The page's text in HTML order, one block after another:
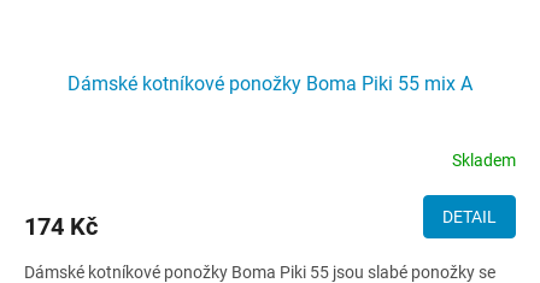
Dámské kotníkové ponožky Boma Piki 55 mix A
Skladem
174 Kč DETAIL
Dámské kotníkové ponožky Boma Piki 55 jsou slabé ponožky se